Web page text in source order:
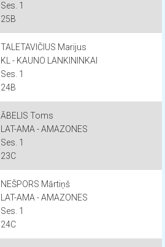
Ses. 1
25B
TALETAVIČIUS Marijus
KL - KAUNO LANKININKAI
Ses. 1
24B
ĀBELIS Toms
LAT-AMA - AMAZONES
Ses. 1
23C
NEŠPORS Mārtiņš
LAT-AMA - AMAZONES
Ses. 1
24C